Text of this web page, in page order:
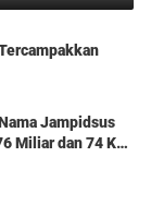
Jampidsus
Miliar dan 74 Kg